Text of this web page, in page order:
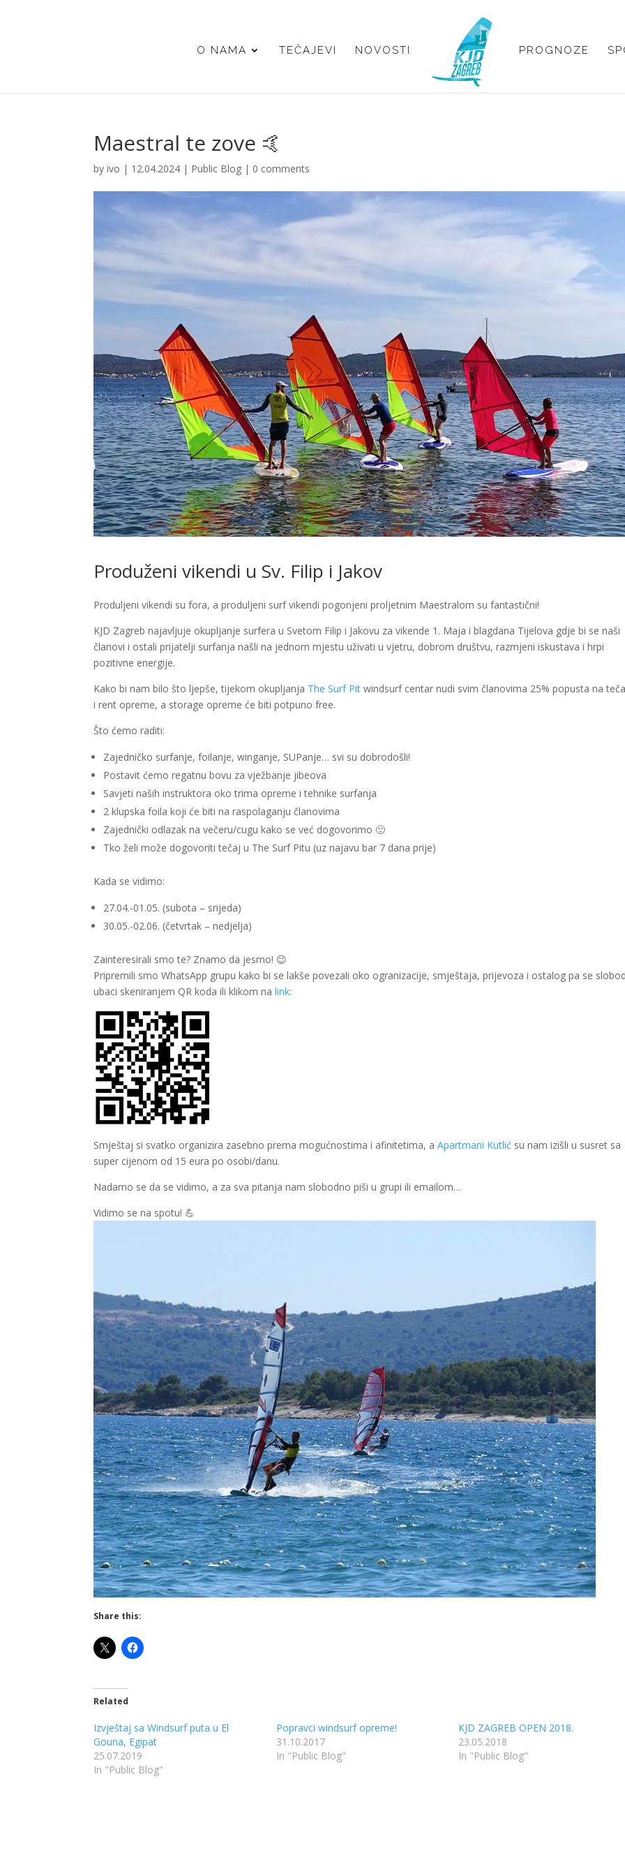
O NAMA TEČAJEVI NOVOSTI PROGNOZE
Maestral te zove 🤙
byivo | 12.04.2024 | Public Blog | 0 comments
Produženi vikendi u Sv. Filip i Jakov
Produljeni vikendi su fora, a produljeni surf vikendi pogonjeni proljetnim Maestralom su fantastični!
KJD Zagreb najavljuje okupljanje surfera u Svetom Filip i Jakovu za vikende 1. Maja i blagdana Tijelova gdje bi se naši
članovi i ostali prijatelji surfanja našli na jednom mjestu uživati u vjetru, dobrom društvu, razmjeni iskustava i hrpi
pozitivne energije.
Kako bi nam bilo što ljepše, tijekom okupljanja The Surf Pit windsurf centar nudi svim članovima 25% popusta na
i rent opreme, a storage opreme će biti potpuno free.
Što ćemo raditi:
Zajedničko surfanje, foilanje, winganje, SUPanje… svi su dobrodošli!
Postavit ćemo regatnu bovu za vježbanje jibeova
Savjeti naših instruktora oko trima opreme i tehnike surfanja
2 klupska foila koji će biti na raspolaganju članovima
Zajednički odlazak na večeru/cugu kako se već dogovorimo 🙂
Tko želi može dogovoriti tečaj u The Surf Pitu (uz najavu bar 7 dana prije)
Kada se vidimo:
27.04.-01.05. (subota – srijeda)
30.05.-02.06. (četvrtak – nedjelja)
Zainteresirali smo te? Znamo da jesmo! 😉
Pripremili smo WhatsApp grupu kako bi se lakše povezali oko ogranizacije, smještaja, prijevoza i ostalog pa se
ubaci skeniranjem QR koda ili klikom nalink:
Smještaj si svatko organizira zasebno prema mogućnostima i afinitetima, aApartmani Kutlić su nam izišli u susret sa
super cijenom od 15 eura po osobi/danu.
Nadamo se da se vidimo, a za sva pitanja nam slobodno piši u grupi ili emailom…
Vidimo se na spotu! 💪
Share this:
Related
Izvještaj sa Windsurf puta u El
Gouna, Egipat
25.07.2019
In "Public Blog"
Popravci windsurf opreme!
31.10.2017
In "Public Blog"
KJD ZAGREB OPEN 2018.
23.05.2018
In "Public Blog"